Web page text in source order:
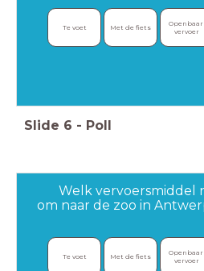
Te voet Met de fiets
Openbaar
vervoer
Slide 6 - Poll
Welk vervoersmiddel
om naar de zoo in
Te voet Met de fiets
Openbaar
vervoer